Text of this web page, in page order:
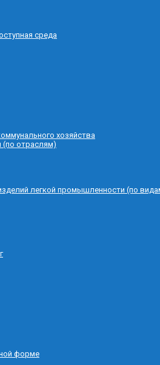
среда
хозяйства
(по отраслям)
легкой промышленности (по
форме